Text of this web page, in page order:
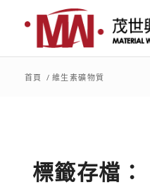
首頁 / 維生素礦物質
標籤存檔：